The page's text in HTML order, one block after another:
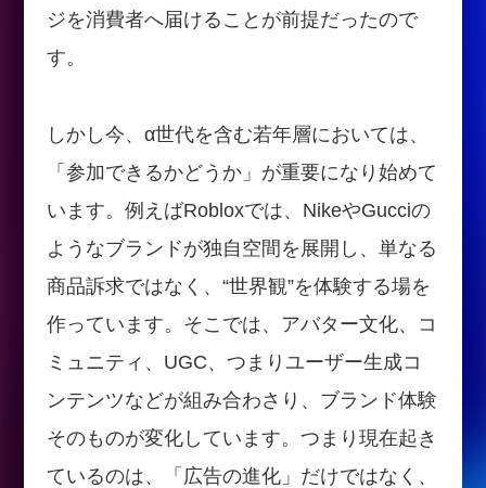
ジを消費者へ届けることが前提だったので
す。
しかし今、α世代を含む若年層においては、
「参加できるかどうか」が重要になり始めて
います。例えばRobloxでは、NikeやGucciの
ようなブランドが独自空間を展開し、単なる
商品訴求ではなく、“世界観”を体験する場を
作っています。そこでは、アバター文化、コ
ミュニティ、UGC、つまりユーザー生成コ
ンテンツなどが組み合わさり、ブランド体験
そのものが変化しています。つまり現在起き
ているのは、「広告の進化」だけではなく、